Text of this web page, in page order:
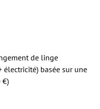
de linge
électricité) basée sur une
€)